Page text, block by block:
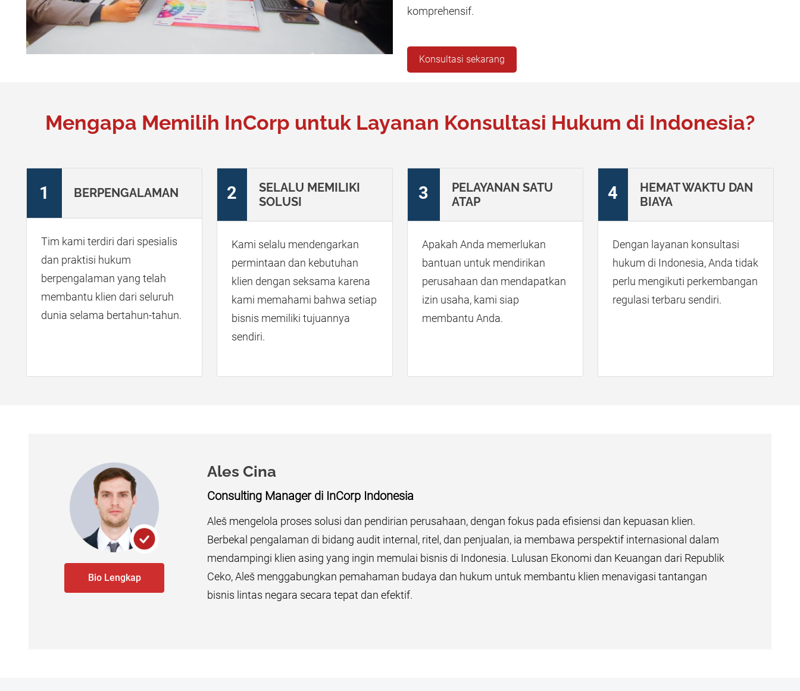
komprehensif.
Konsultasi sekarang
Mengapa Memilih InCorp untuk Layanan Konsultasi Hukum di Indonesia?
1 BERPENGALAMAN
Tim kami terdiri dari spesialis
dan praktisi hukum
berpengalaman yang telah
membantu klien dari seluruh
dunia selama bertahun-tahun.
2
SELALU MEMILIKI
SOLUSI
Kami selalu mendengarkan
permintaan dan kebutuhan
klien dengan seksama karena
kami memahami bahwa setiap
bisnis memiliki tujuannya
sendiri.
3
PELAYANAN SATU
ATAP
Apakah Anda memerlukan
bantuan untuk mendirikan
perusahaan dan mendapatkan
izin usaha, kami siap
membantu Anda.
4
HEMAT WAKTU DAN
BIAYA
Dengan layanan konsultasi
hukum di Indonesia, Anda tidak
perlu mengikuti perkembangan
regulasi terbaru sendiri.
Bio Lengkap
Ales Cina
Consulting Manager di InCorp Indonesia
Aleš mengelola proses solusi dan pendirian perusahaan, dengan fokus pada efisiensi dan kepuasan klien.
Berbekal pengalaman di bidang audit internal, ritel, dan penjualan, ia membawa perspektif internasional dalam
mendampingi klien asing yang ingin memulai bisnis di Indonesia. Lulusan Ekonomi dan Keuangan dari Republik
Ceko, Aleš menggabungkan pemahaman budaya dan hukum untuk membantu klien menavigasi tantangan
bisnis lintas negara secara tepat dan efektif.